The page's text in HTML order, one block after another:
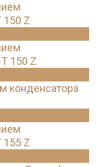
150 Z
150 Z
конденсатора
155 Z